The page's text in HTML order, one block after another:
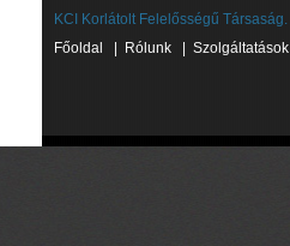
KCI Korlátolt Felelősségű Társaság.
Főoldal
Rólunk Szolgáltatások